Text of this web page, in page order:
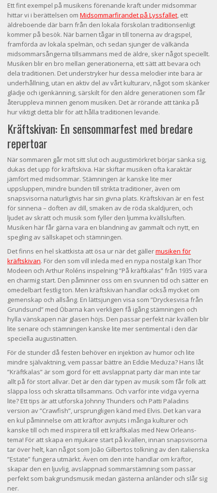
Ett fint exempel på musikens förenande kraft under midsommar
hittar vi i berättelsen om Midsommarfirandet på Lyssfallet, ett
äldreboende där barn från den lokala förskolan traditionsenligt
kommer på besök. När barnen tågar in till tonerna av dragspel,
framförda av lokala spelmän, och sedan sjunger de välkända
midsommarsångerna tillsammans med de äldre, sker något speciellt.
Musiken blir en bro mellan generationerna, ett sätt att bevara och
dela traditionen. Det understryker hur dessa melodier inte bara är
underhållning, utan en aktiv del av vårt kulturarv, något som skänker
glädje och igenkänning, särskilt för den äldre generationen som får
återuppleva minnen genom musiken. Det är rörande att tänka på
hur viktigt detta blir för att hålla traditionen levande.
Kräftskivan: En sensommarfest med bredare
repertoar
När sommaren går mot sitt slut och augustimörkret börjar sänka sig,
dukas det upp för kräftskiva. Här skiftar musiken ofta karaktär
jämfört med midsommar. Stämningen är kanske lite mer
uppsluppen, mindre bunden till strikta traditioner, även om
snapsvisorna naturligtvis har sin givna plats. Kräftskivan är en fest
för sinnena – doften av dill, smaken av de röda skaldjuren, och
ljudet av skratt och musik som fyller den ljumma kvällsluften.
Musiken här får gärna vara en blandning av gammalt och nytt, en
spegling av sällskapet och stämningen.
Det finns en hel skattkista att ösa ur när det gällermusiken för
kräftskivan. För den som vill inleda med en nypa nostalgi kan Thor
Modeen och Arthur Roléns inspelning ”På kräftkalas” från 1935 vara
en charmig start. Den påminner oss om en svunnen tid och sätter en
omedelbart festlig ton. Men kräftskivan handlar också mycket om
gemenskap och allsång. En lättsjungen visa som ”Dryckesvisa från
Grundsund” med Öbarna kan verkligen få igång stämningen och
hylla vänskapen när glasen höjs. Den passar perfekt när kvällen blir
lite senare och stämningen kanske lite mer sentimental i den där
speciella augustinatten.
För de stunder då festen behöver en injektion av humor och lite
mindre självaktning, vem passar bättre än Eddie Meduza? Hans låt
”Kräftkalas” är som gjord för ett avslappnat party där man inte tar
allt på för stort allvar. Det är den där typen av musik som får folk att
släppa loss och skratta tillsammans. Och varför inte vidga vyerna
lite? Ett tips är att utforska Johnny Thunders och Patti Paladins
version av ”Crawfish”, ursprungligen känd med Elvis. Det kan vara
en kul påminnelse om att kräftor avnjuts i många kulturer och
kanske till och med inspirera till ett kräftkalas med New Orleans-
tema! För att skapa en mjukare start på kvällen, innan snapsvisorna
tar över helt, kan något som João Gilbertos tolkning av den italienska
”Estate” fungera utmärkt. Även om den inte handlar om kräftor,
skapar den en ljuvlig, avslappnad sommarstämning som passar
perfekt som bakgrundsmusik medan gästerna anländer och slår sig
ner.